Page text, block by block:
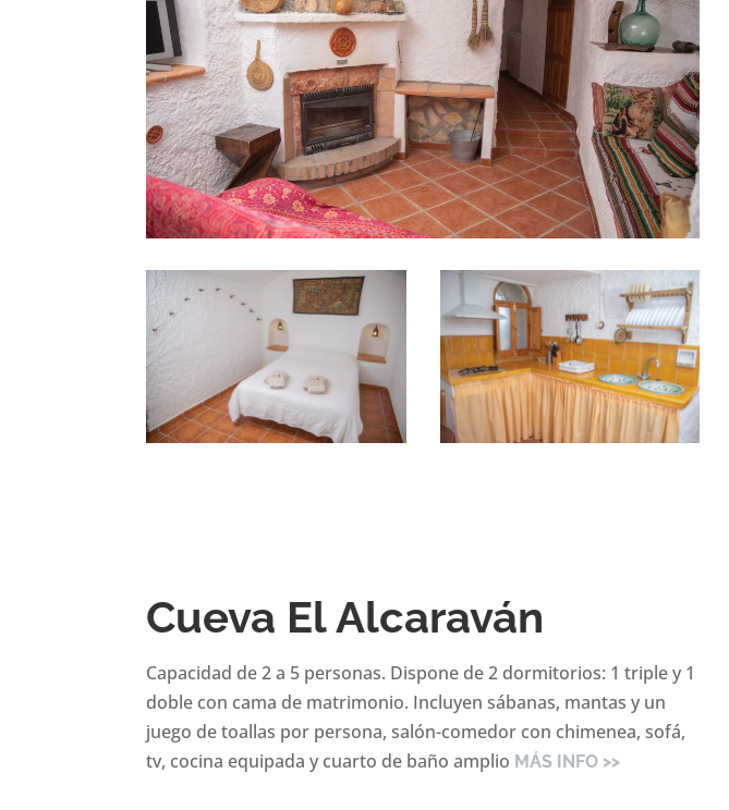
Cueva El Alcaraván
Capacidad de 2 a 5 personas. Dispone de 2 dormitorios: 1 triple y 1
doble con cama de matrimonio. Incluyen sábanas, mantas y un
juego de toallas por persona, salón-comedor con chimenea, sofá,
tv, cocina equipada y cuarto de baño amplio MÁS INFO >>